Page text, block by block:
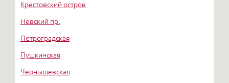
Крестовский остров
Невский пр.
Петроградская
Пушкинская
Чернышевская